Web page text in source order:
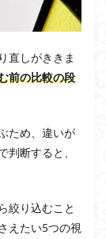
直しがききま
前の比較の段
ため、違いが
判断すると、
絞り込むこと
えたい5つの視